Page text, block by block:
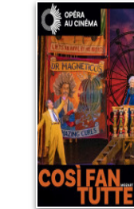
OPERA
15 octobre